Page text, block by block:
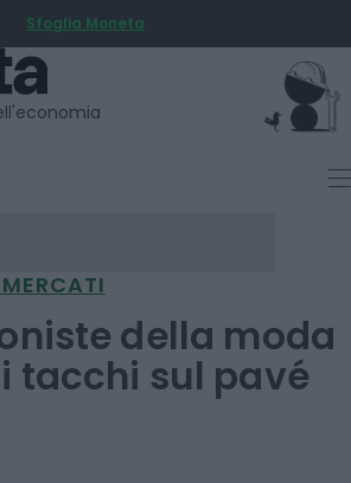
Sfoglia Moneta
della moda
tacchi sul pavé